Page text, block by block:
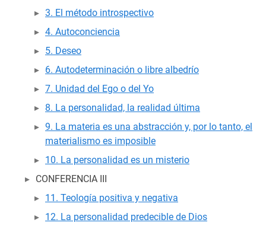
3. El método introspectivo
4. Autoconciencia
5. Deseo
6. Autodeterminación o libre albedrío
7. Unidad del Ego o del Yo
8. La personalidad, la realidad última
9. La materia es una abstracción y, por lo tanto, el
materialismo es imposible
10. La personalidad es un misterio
CONFERENCIA III
11. Teología positiva y negativa
12. La personalidad predecible de Dios